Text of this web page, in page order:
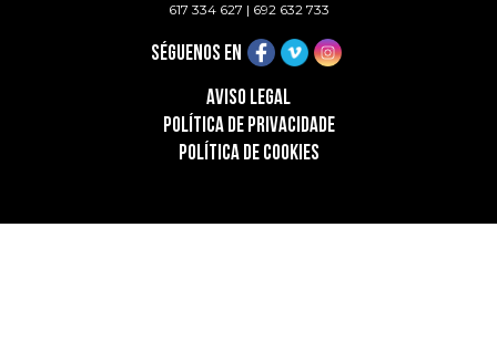
617 334 627 | 692 632 733
SÉGUENOS EN
AVISO LEGAL
POLÍTICA DE PRIVACIDADE
POLÍTICA DE COOKIES